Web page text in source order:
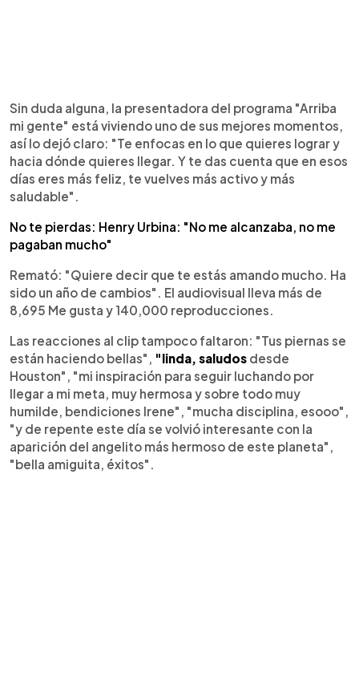
Sin duda alguna, la presentadora del programa "Arriba
mi gente" está viviendo uno de sus mejores momentos,
así lo dejó claro: "Te enfocas en lo que quieres lograr y
hacia dónde quieres llegar. Y te das cuenta que en esos
días eres más feliz, te vuelves más activo y más
saludable".
No te pierdas: Henry Urbina: "No me alcanzaba, no me
pagaban mucho"
Remató: "Quiere decir que te estás amando mucho. Ha
sido un año de cambios". El audiovisual lleva más de
8,695 Me gusta y 140,000 reproducciones.
Las reacciones al clip tampoco faltaron: "Tus piernas se
están haciendo bellas",
"linda, saludos desde
Houston", "mi inspiración para seguir luchando por
llegar a mi meta, muy hermosa y sobre todo muy
humilde, bendiciones Irene", "mucha disciplina, esooo",
"y de repente este día se volvió interesante con la
aparición del angelito más hermoso de este planeta",
"bella amiguita, éxitos".